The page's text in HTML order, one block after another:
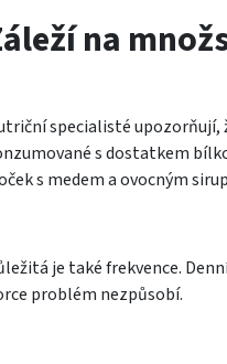
na
specialisté upozorňují,
s dostatkem
s medem a ovocným
je také frekvence.
problém nezpůsobí.